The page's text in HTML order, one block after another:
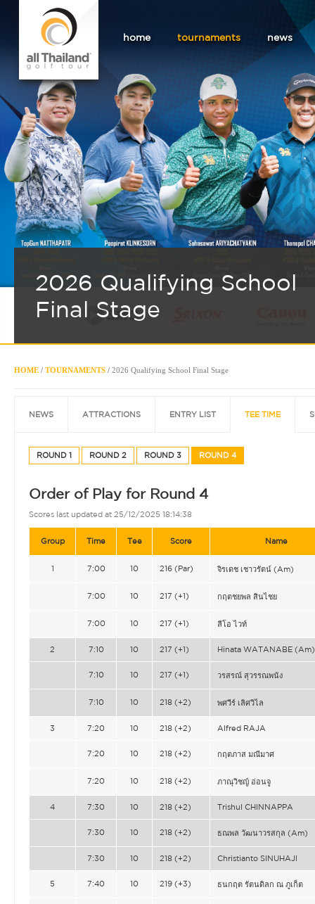
home tournaments news
2026 Qualifying School
Final Stage
HOME / TOURNAMENTS / 2026 Qualifying School Final Stage
NEWS ATTRACTIONS ENTRY LIST TEE TIME
ROUND 1 ROUND 2 ROUND 3 ROUND 4
Order of Play for Round 4
Scores last updated at 25/12/2025 18:14:38
Group Time Tee Score Name
1 7:00 10 216 (Par) จิรเดช เชาวรัตน์ (Am)
7:00 10 217 (+1) กฤตชยพล สินไชย
7:00 10 217 (+1) ลีโอ ไวท์
2 7:10 10 217 (+1) Hinata WATANABE (Am)
7:10 10 217 (+1) วรสรณ์ สุวรรณพนัง
7:10 10 218 (+2) พศวีร์ เลิศวิไล
3 7:20 10 218 (+2) Alfred RAJA
7:20 10 218 (+2) กฤตภาส มณีมาศ
7:20 10 218 (+2) ภาณุวิชญ์ อ่อนจู
4 7:30 10 218 (+2) Trishul CHINNAPPA
7:30 10 218 (+2) ธณพล วัฒนาวรสกุล (Am)
7:30 10 218 (+2) Christianto SINUHAJI
5 7:40 10 219 (+3) ธนกฤต รัตนดิลก ณ ภูเก็ต